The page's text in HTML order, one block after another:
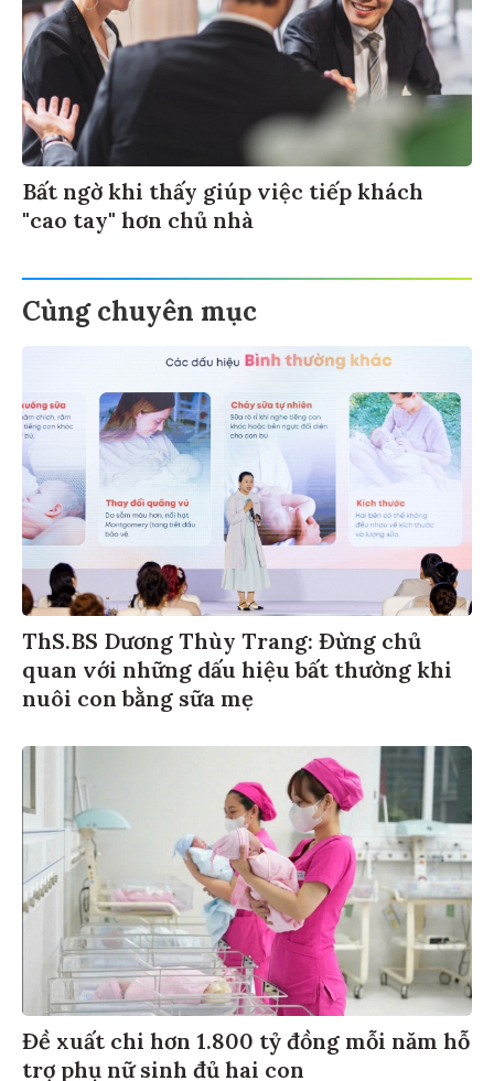
Bất ngờ khi thấy giúp việc tiếp khách
"cao tay" hơn chủ nhà
Cùng chuyên mục
ThS.BS Dương Thùy Trang: Đừng chủ
quan với những dấu hiệu bất thường khi
nuôi con bằng sữa mẹ
Đề xuất chi hơn 1.800 tỷ đồng mỗi năm hỗ
trợ phụ nữ sinh đủ hai con